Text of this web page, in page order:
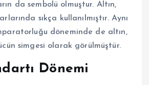
da sembolü olmuştur. Altın,
sıkça kullanılmıştır. Aynı
döneminde de altın,
simgesi olarak görülmüştür.
Dönemi